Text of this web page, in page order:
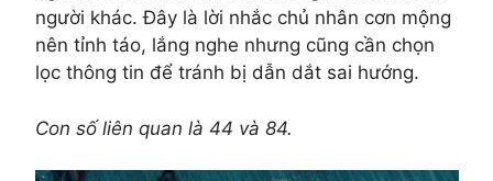
người khác. Đây là lời nhắc chủ nhân cơn mộng
nên tỉnh táo, lắng nghe nhưng cũng cần chọn
lọc thông tin để tránh bị dẫn dắt sai hướng.
Con số liên quan là 44 và 84.